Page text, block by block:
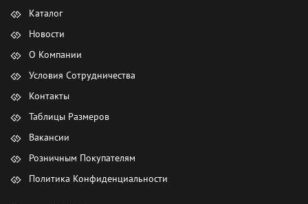
Каталог
Новости
О Компании
Условия Сотрудничества
Контакты
Таблицы Размеров
Вакансии
Розничным Покупателям
Политика Конфиденциальности